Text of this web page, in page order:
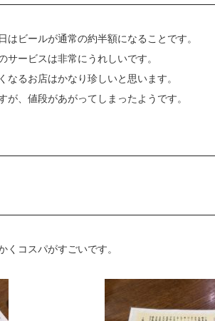
ビールが通常の約半額になることです。
ービスは非常にうれしいです。
るお店はかなり珍しいと思います。
、値段があがってしまったようです。
コスパがすごいです。